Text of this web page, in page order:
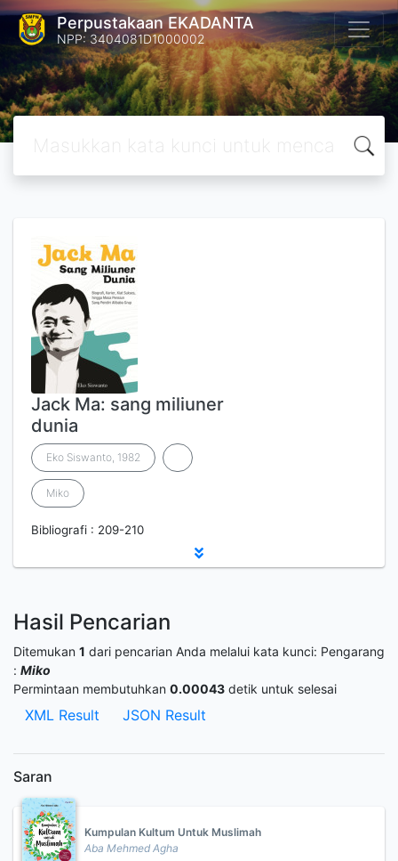
Perpustakaan EKADANTA
NPP: 3404081D1000002
Jack Ma: sang miliuner
dunia
Eko Siswanto, 1982
Miko
Bibliografi : 209-210
Hasil Pencarian
Ditemukan 1 dari pencarian Anda melalui kata kunci: Pengarang
: Miko
Permintaan membutuhkan 0.00043 detik untuk selesai
XML Result JSON Result
Saran
Kumpulan Kultum Untuk Muslimah
Aba Mehmed Agha